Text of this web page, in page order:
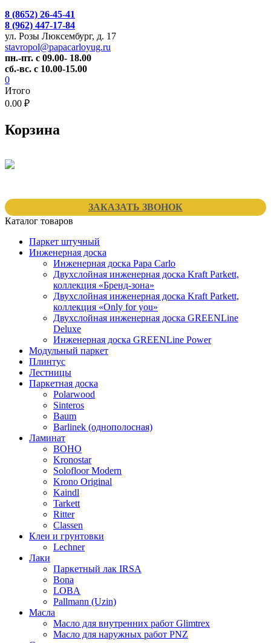
8 (8652) 26-45-41
8 (962) 447-17-84
ул. Розы Люксембург, д. 17
stavropol@papacarloyug.ru
пн.-пт. с 09.00- 18.00
сб.-вс. с 10.00-15.00
0
Итого
0.00 ₽
Корзина
ЗАКАЗАТЬ ЗВОНОК
Каталог товаров
Паркет штучный
Инженерная доска
Инженерная доска Papa Carlo
Двухслойная инженерная доска Kraft Parkett,
коллекция «Бренд-зона»
Двухслойная инженерная доска Kraft Parkett,
коллекция «Only for you»
Двухслойная инженерная доска GREENLine
Deluxe
Инженерная доска GREENLine Power
Модульный паркет
Плинтус
Лестницы
Паркетная доска
Polarwood
Sinteros
Baum
Barlinek (однополосная)
Ламинат
BOHO
Kronostar
Solofloor Modern
Krono Original
Kaindl
Tarkett
Ritter
Classen
Клеи и грунтовки
Lechner
Лаки
Паркетный лак IRSA
Bona
LOBA
Pallmann (Uzin)
Масла
Масло для внутренних работ Glimtrex
Масло для наружных работ PNZ